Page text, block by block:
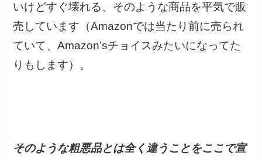
いけどすぐ壊れる、そのような商品を平気で販
売しています（Amazonでは当たり前に売られ
ていて、Amazon’sチョイスみたいになってた
りもします）。
そのような粗悪品とは全く違うことをここで宣